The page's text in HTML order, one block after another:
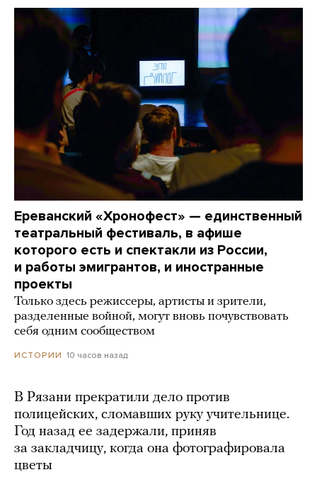
Ереванский «Хронофест» — единственный
театральный фестиваль, в афише
которого есть и спектакли из России,
и работы эмигрантов, и иностранные
проекты
Только здесь режиссеры, артисты и зрители,
разделенные войной, могут вновь почувствовать
себя одним сообществом
ИСТОРИИ 10 часов назад
В Рязани прекратили дело против
полицейских, сломавших руку учительнице.
Год назад ее задержали, приняв
за закладчицу, когда она фотографировала
цветы